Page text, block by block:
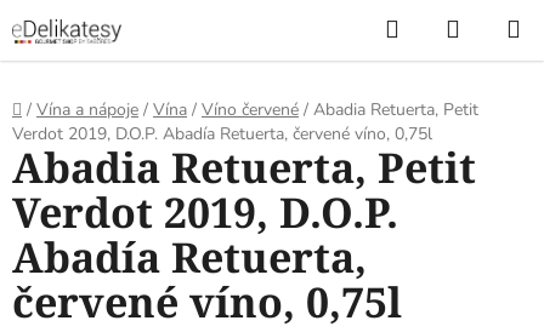
na
obsah
Hledat
KOŠÍK
Domů
/ Vína a nápoje / Vína / Víno červené / Abadia Retuerta, Petit
Verdot 2019, D.O.P. Abadía Retuerta, červené víno, 0,75l
Abadia Retuerta, Petit
Verdot 2019, D.O.P.
Abadía Retuerta,
červené víno, 0,75l